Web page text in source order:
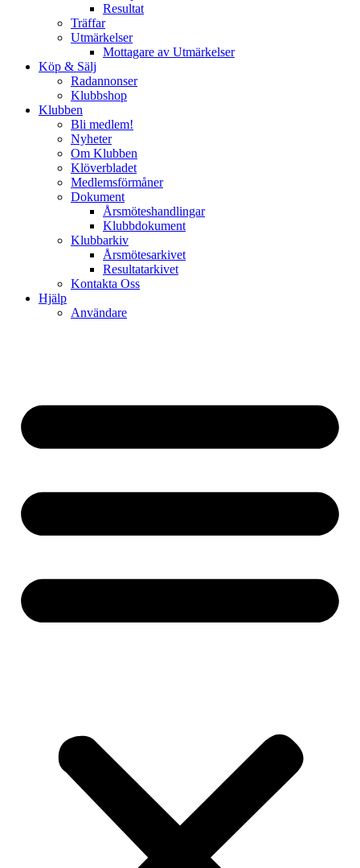
Resultat
Träffar
Utmärkelser
Mottagare av Utmärkelser
Köp & Sälj
Radannonser
Klubbshop
Klubben
Bli medlem!
Nyheter
Om Klubben
Klöverbladet
Medlemsförmåner
Dokument
Årsmöteshandlingar
Klubbdokument
Klubbarkiv
Årsmötesarkivet
Resultatarkivet
Kontakta Oss
Hjälp
Användare